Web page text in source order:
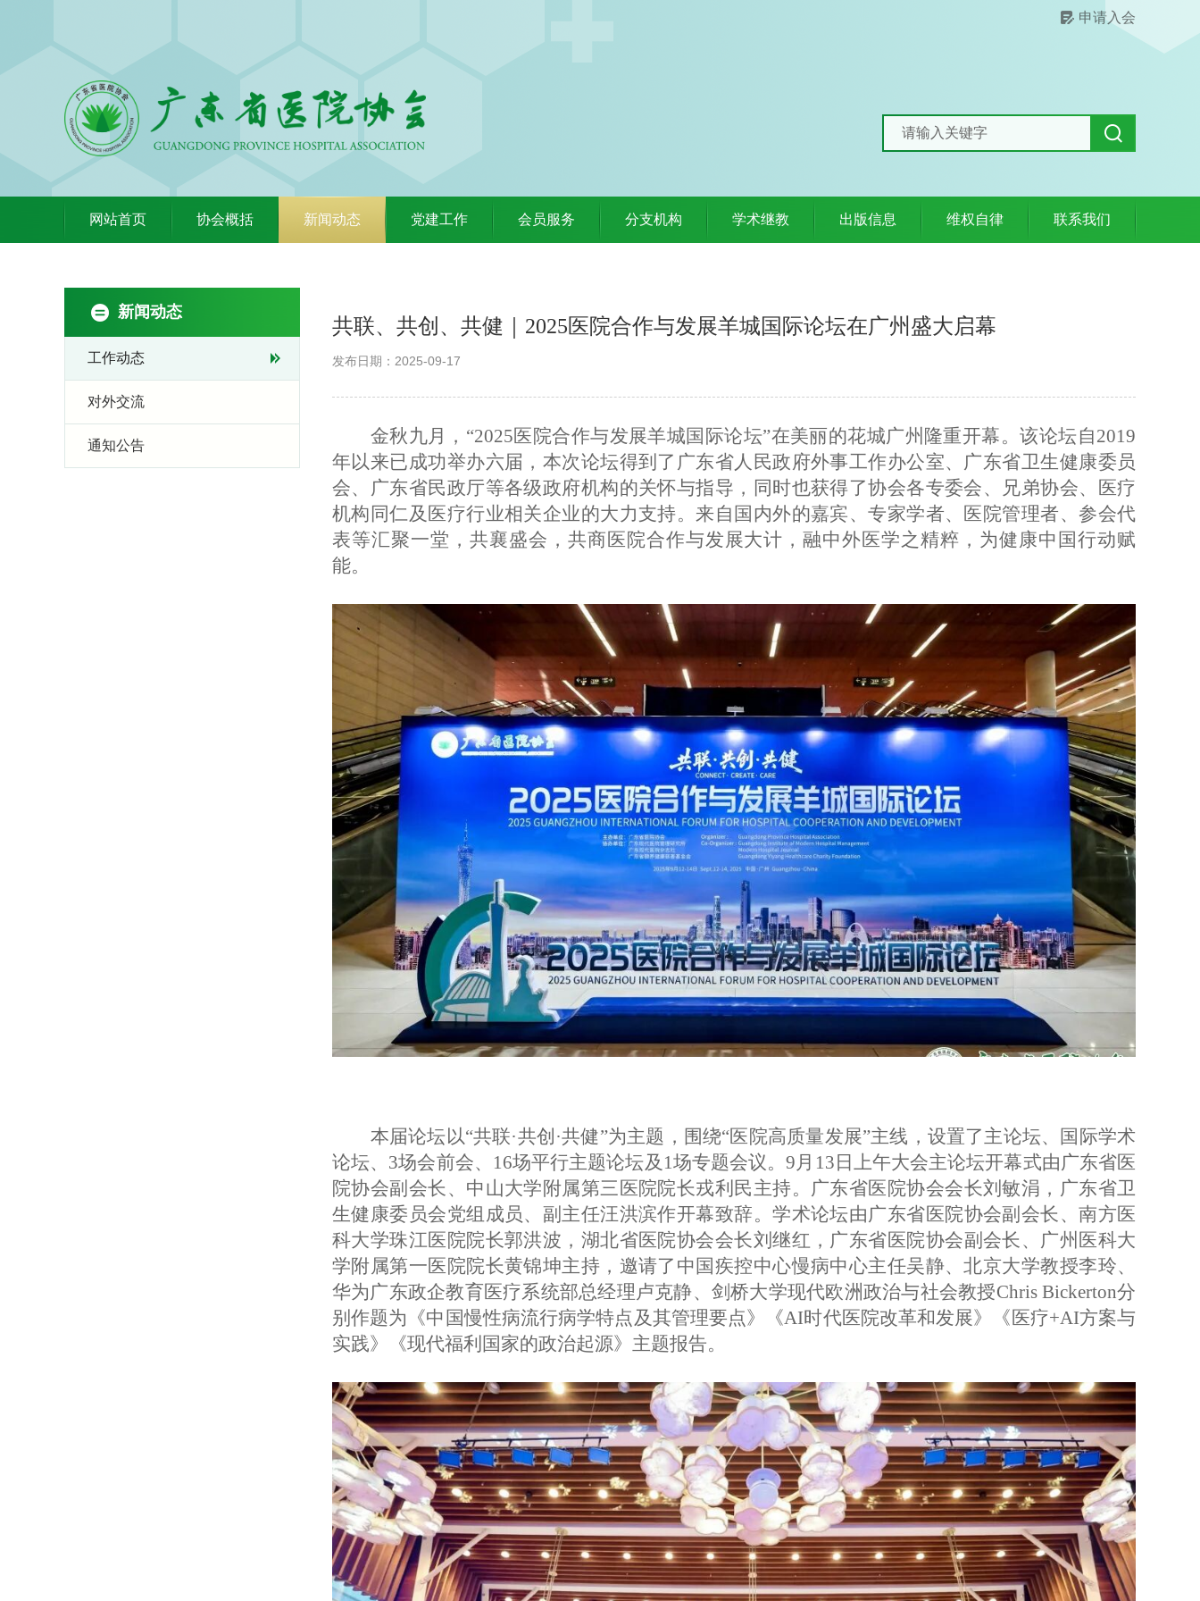
申请入会
网站首页 协会概括 新闻动态 党建工作 会员服务 分支机构 学术继教 出版信息 维权自律 联系我们
新闻动态
工作动态
对外交流
通知公告
共联、共创、共健｜2025医院合作与发展羊城国际论坛在广州盛大启幕
发布日期：2025-09-17
金秋九月， “2025医院合作与发展羊城国际论坛”在美丽的花城广州隆重开幕。该论坛自2019
年以来已成功举办六届，本次论坛得到了广东省人民政府外事工作办公室、广东省卫生健康委员
会、广东省民政厅等各级政府机构的关怀与指导，同时也获得了协会各专委会、兄弟协会、医疗
机构同仁及医疗行业相关企业的大力支持。来自国内外的嘉宾、专家学者、医院管理者、参会代
表等汇聚一堂，共襄盛会，共商医院合作与发展大计，融中外医学之精粹，为健康中国行动赋
能。
本届论坛以“共联·共创·共健”为主题，围绕“医院高质量发展”主线，设置了主论坛、国际学术
论坛、3场会前会、16场平行主题论坛及1场专题会议。9月13日上午大会主论坛开幕式由广东省医
院协会副会长 、 中山大学附属第三医院院长戎利民主持。广东省医院协会会长刘敏涓 ， 广东省卫
生健康委员会党组成员、 副主任汪洪滨作开幕致辞。学术论坛由广东省医院协会副会长 、南方医
科大学珠江医院院长郭洪波 ， 湖北省医院协会会长刘继红 ， 广东省医院协会副会长 、 广州医科大
学附属第一医院院长黄锦坤主持，邀请了中国疾控中心慢病中心主任吴静、北京大学教授李玲、
华为广东政企教育医疗系统部总经理卢克静、剑桥大学现代欧洲政治与社会教授Chris Bickerton分
别作题为《中国慢性病流行病学特点及其管理要点》《AI时代医院改革和发展》《医疗+AI方案与
实践》《现代福利国家的政治起源》主题报告。